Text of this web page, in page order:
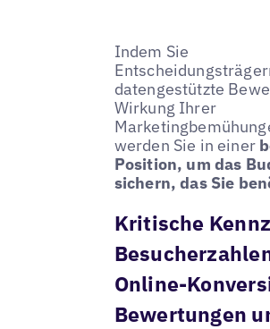
Indem Sie
datengestützte
Wirkung Ihrer
werden Sie in einer
Position, um das
sichern, das Sie
Kritische
Online-
Bewertungen